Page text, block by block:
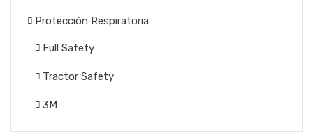
Protección Respiratoria
Full Safety
Tractor Safety
3M